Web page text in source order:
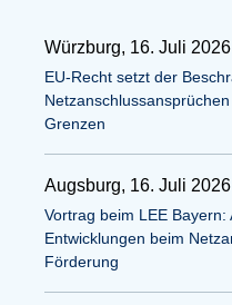
Würzburg, 16. Juli 2026
EU-Recht setzt der
Grenzen
Augsburg, 16. Juli 2026
Vortrag beim LEE Bayern:
Entwicklungen beim
Förderung